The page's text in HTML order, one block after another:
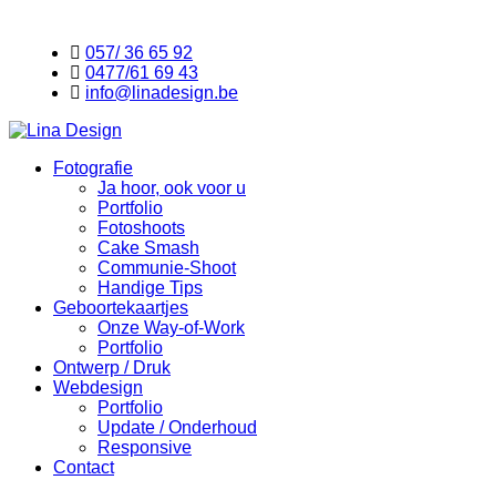
057/ 36 65 92
0477/61 69 43
info@linadesign.be
Fotografie
Ja hoor, ook voor u
Portfolio
Fotoshoots
Cake Smash
Communie-Shoot
Handige Tips
Geboortekaartjes
Onze Way-of-Work
Portfolio
Ontwerp / Druk
Webdesign
Portfolio
Update / Onderhoud
Responsive
Contact